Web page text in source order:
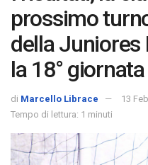
prossimo
della Juniores
la 18° giornata
di Marcello Librace
13
Tempo di lettura: 1 minuti